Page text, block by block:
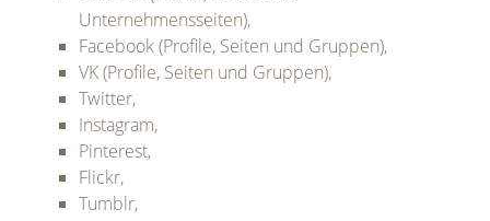
Unternehmensseiten),
Facebook (Profile, Seiten und Gruppen),
VK (Profile, Seiten und Gruppen),
Twitter,
Instagram,
Pinterest,
Flickr,
Tumblr,